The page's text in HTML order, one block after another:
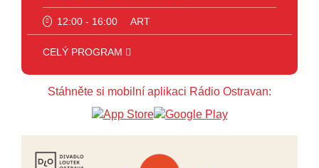
12:00 - 16:00 ART
16:00 - 18:00
18:00 - 23:00 VEČERNÍ MIX
23:00 - 00:00 POTICHU
CELÝ PROGRAM
Stáhněte si mobilní aplikaci Rádio Ostravan: